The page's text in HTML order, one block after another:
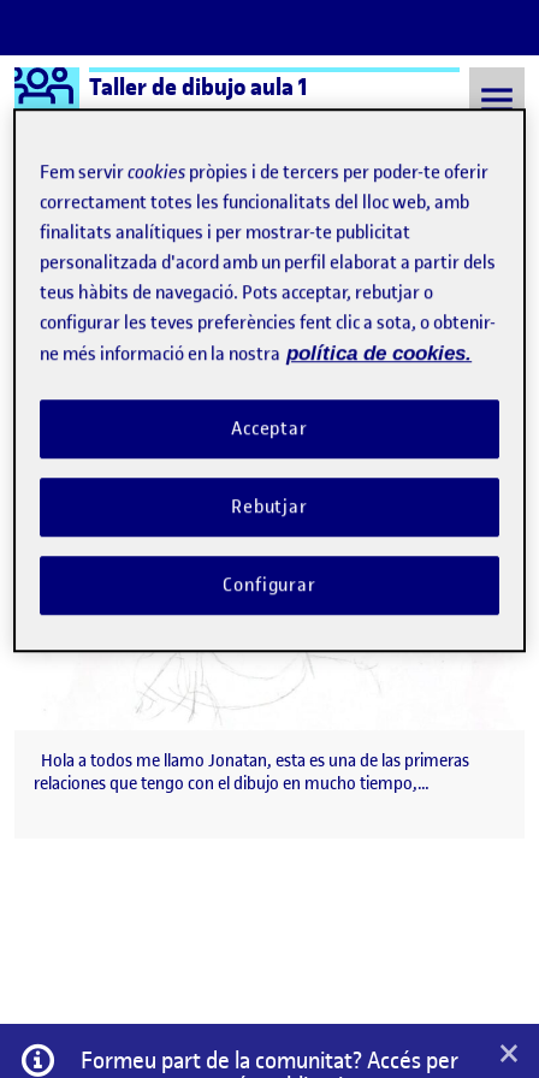
Saltar al contingut
Logo Ágora
Taller de dibujo aula 1
Semestre 20221 - Aula 1 Jonatan Lanza
Jonatan Lanza
Publicat per
Jonatan Lanza
Data de publicació3 octubre, 2022 12:32 am
comentariel La conciencia de mirar(nos): El
Hola a todos me llamo Jonatan, esta es una de las primeras
relaciones que tengo con el dibujo en mucho tiempo,…
Informació
Formeu part de la comunitat? Accés per
×
Fem servircookies pròpies i de tercers per poder-te oferir
correctament totes les funcionalitats del lloc web, amb
finalitats analítiques i per mostrar-te publicitat
personalitzada d'acord amb un perfil elaborat a partir dels
teus hàbits de navegació. Pots acceptar, rebutjar o
configurar les teves preferències fent clic a sota, o obtenir-
ne més informació en la nostra política de cookies.
Rebutjar
Acceptar
Configurar